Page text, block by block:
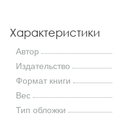
Характеристики
Автор
Издательство
Формат книги
Вес
Тип обложки